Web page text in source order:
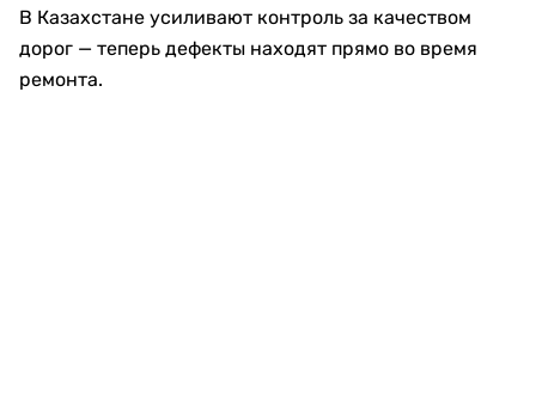
В Казахстане усиливают контроль за качеством
дорог — теперь дефекты находят прямо во время
ремонта.